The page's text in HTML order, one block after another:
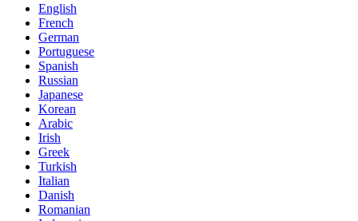
English
French
German
Portuguese
Spanish
Russian
Japanese
Korean
Arabic
Irish
Greek
Turkish
Italian
Danish
Romanian